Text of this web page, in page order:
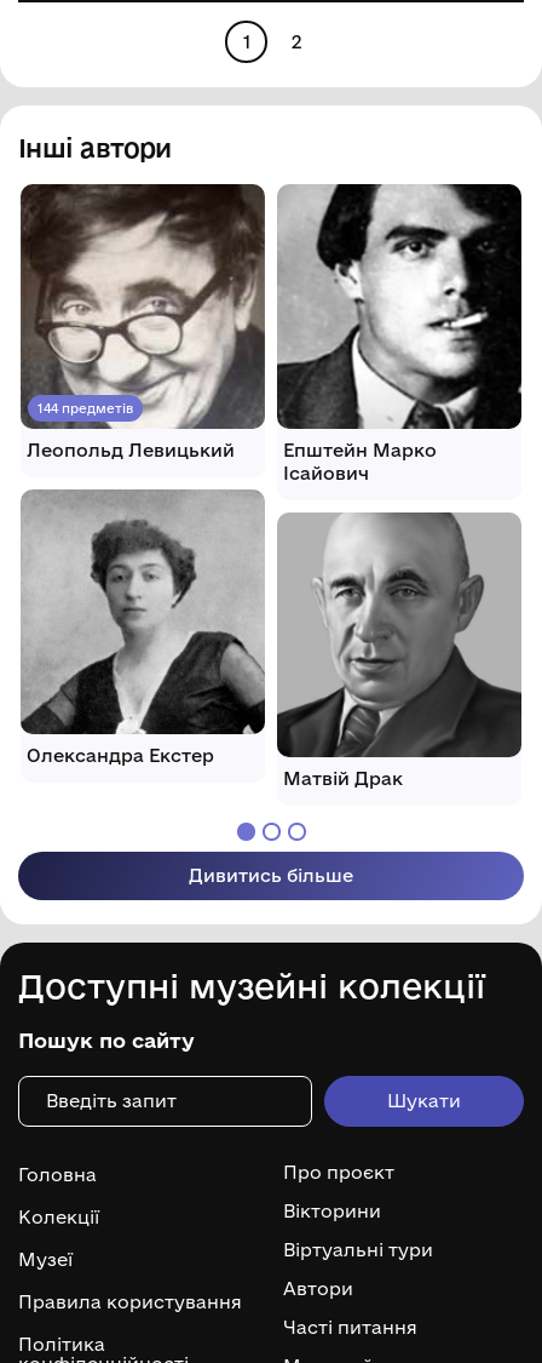
1 2
Інші автори
144 предметів
Леопольд Левицький
Олександра Екстер
Епштейн Марко
Ісайович
Матвій Драк
Дивитись більше
Доступні музейні колекції
Пошук по сайту
Головна
Колекції
Музеї
Правила користування
Політика
Про проєкт
Вікторини
Віртуальні тури
Автори
Часті питання